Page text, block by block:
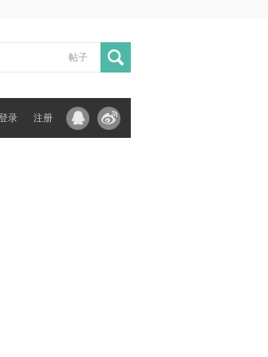
帖子
录 注册